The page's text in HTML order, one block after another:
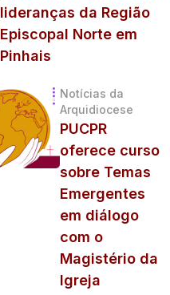
lideranças da Região
Episcopal Norte em
Pinhais
Notícias da
Arquidiocese
PUCPR
oferece curso
sobre Temas
Emergentes
em diálogo
com o
Magistério da
Igreja